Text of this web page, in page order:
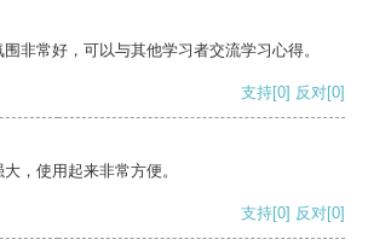
非常好，可以与其他学习者交流学习心得。
支持[0] 反对[0]
，使用起来非常方便。
支持[0] 反对[0]